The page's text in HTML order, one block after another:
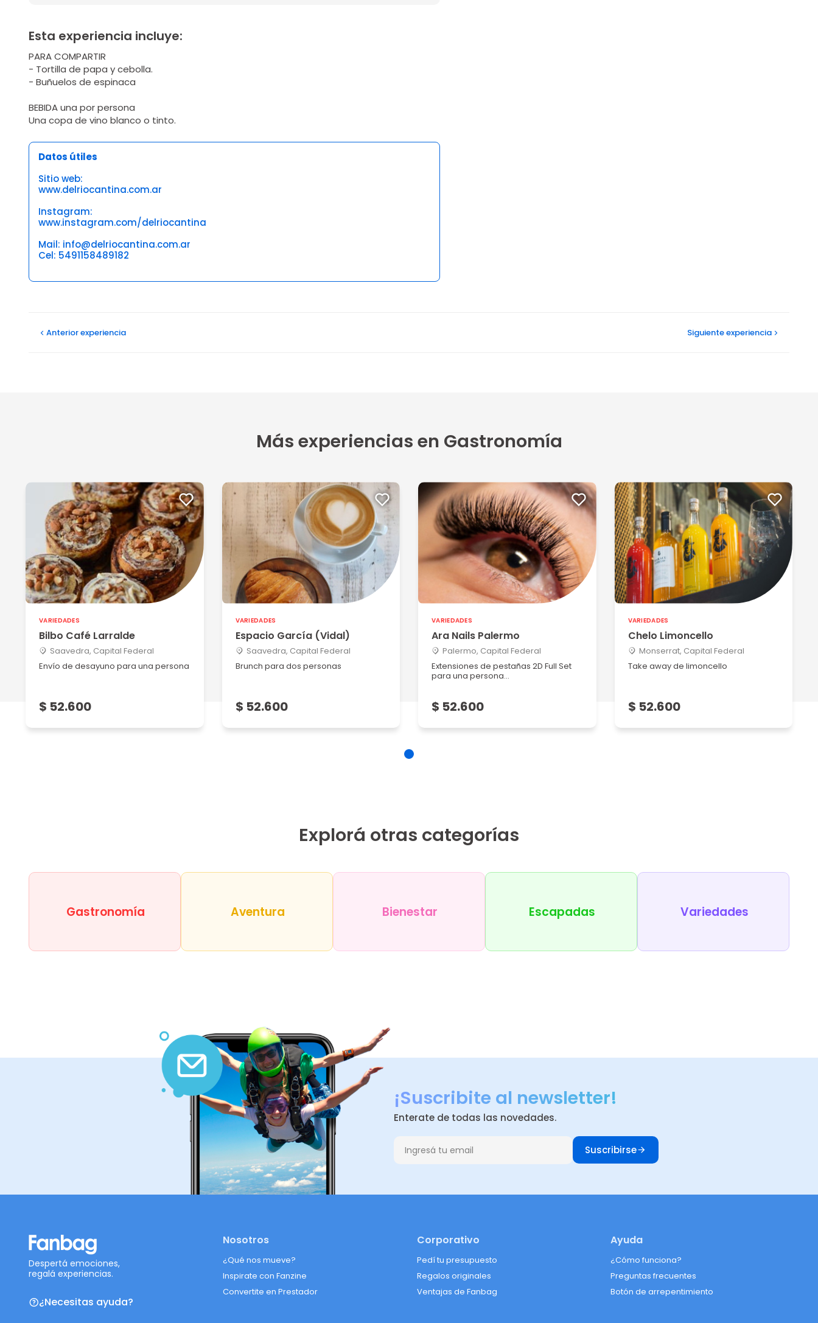
Esta experiencia incluye:
PARA COMPARTIR
- Tortilla de papa y cebolla.
- Buñuelos de espinaca
BEBIDA una por persona
Una copa de vino blanco o tinto.
Datos útiles
Sitio web:
www.delriocantina.com.ar
Instagram:
www.instagram.com/delriocantina
Mail: info@delriocantina.com.ar
Cel: 5491158489182
Todo muy lindo, el lugar, la atención. La comida rica y en p...
Ariel C
21/11/2025
5
Excelente
Anteriorexperiencia Siguienteexperiencia
Más experiencias en Gastronomía
VARIEDADES
Bilbo Café Larralde
Saavedra, Capital Federal
Envío de desayuno para una persona
$ 52.600
VARIEDADES
Espacio García (Vidal)
Saavedra, Capital Federal
Brunch para dos personas
$ 52.600
VARIEDADES
Ara Nails Palermo
Palermo, Capital Federal
Extensiones de pestañas 2D Full Set
para una persona...
$ 52.600
VARIEDADES
Chelo Limoncello
Monserrat, Capital Federal
Take away de limoncello
$ 52.600
Explorá otras categorías
Gastronomía Aventura Bienestar Escapadas Variedades
¡Suscribite al newsletter!
Enterate de todas las novedades.
Suscribirse
Despertá emociones,
regalá experiencias.
¿Necesitas ayuda?
Nosotros
¿Qué nos mueve?
Inspirate con Fanzine
Convertite en Prestador
Corporativo
Pedí tu presupuesto
Regalos originales
Ventajas de Fanbag
Ayuda
¿Cómo funciona?
Preguntas frecuentes
Botón de arrepentimiento